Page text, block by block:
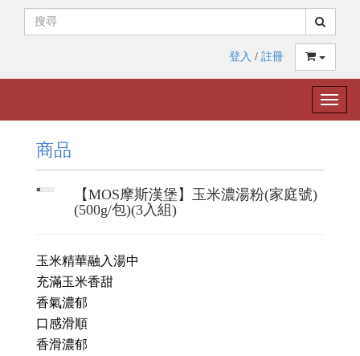
登入 / 註冊
Toggle
商品
【MOS摩斯漢堡】玉米濃湯粉(家庭號)
(500g/包)(3入組)
玉米精華融入湯中
充滿玉米香甜
香氣濃郁
口感滑順
香滑濃郁